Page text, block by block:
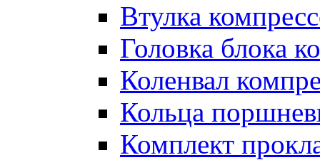
Втулка
Головка блока
Коленвал
Кольца
Комплект